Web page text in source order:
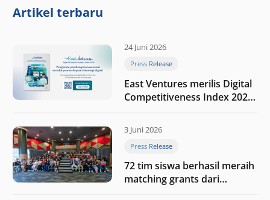
Artikel terbaru
24 Juni 2026
Press Release
East Ventures merilis Digital
Competitiveness Index 2026,
menyoroti fase transformasi
digital Indonesia selanjutnya
3 Juni 2026
Press Release
72 tim siswa berhasil meraih
matching grants dari
program My First $1000